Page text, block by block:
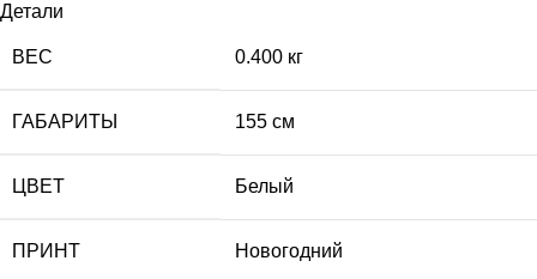
Детали
ВЕС 0.400 кг
ГАБАРИТЫ 155 см
ЦВЕТ Белый
ПРИНТ Новогодний